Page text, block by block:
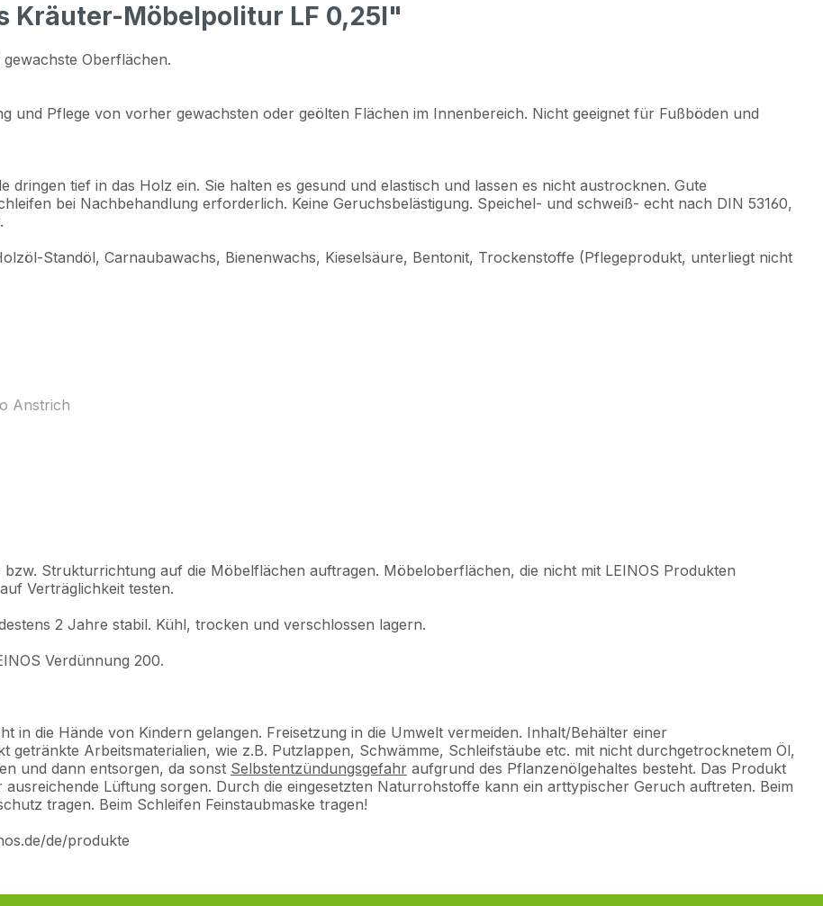
Kräuter-Möbelpolitur LF 0,25l"
Oberflächen.
und Pflege von vorher gewachsten oder geölten Flächen im Innenbereich. Nicht geeignet für Fußböden und
dringen tief in das Holz ein. Sie halten es gesund und elastisch und lassen es nicht austrocknen. Gute
bei Nachbehandlung erforderlich. Keine Geruchsbelästigung. Speichel- und schweiß- echt nach DIN 53160,
Standöl, Carnaubawachs, Bienenwachs, Kieselsäure, Bentonit, Trockenstoffe (Pflegeprodukt, unterliegt nicht
Anstrich
Strukturrichtung auf die Möbelflächen auftragen. Möbeloberflächen, die nicht mit LEINOS Produkten
Verträglichkeit testen.
2 Jahre stabil. Kühl, trocken und verschlossen lagern.
Verdünnung 200.
in die Hände von Kindern gelangen. Freisetzung in die Umwelt vermeiden. Inhalt/Behälter einer
Arbeitsmaterialien, wie z.B. Putzlappen, Schwämme, Schleifstäube etc. mit nicht durchgetrocknetem Öl,
und dann entsorgen, da sonst Selbstentzündungsgefahr aufgrund des Pflanzenölgehaltes besteht. Das Produkt
Lüftung sorgen. Durch die eingesetzten Naturrohstoffe kann ein arttypischer Geruch auftreten. Beim
tragen. Beim Schleifen Feinstaubmaske tragen!
de/produkte